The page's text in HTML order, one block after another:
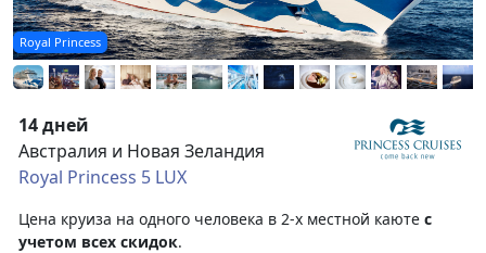
Royal Princess
14 дней
Австралия и Новая Зеландия
Royal Princess 5 LUX
Цена круиза на одного человека в 2-х местной каюте с
учетом всех скидок.